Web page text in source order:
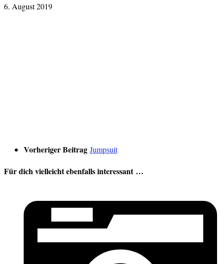
6. August 2019
Vorheriger Beitrag Jumpsuit
Für dich vielleicht ebenfalls interessant …